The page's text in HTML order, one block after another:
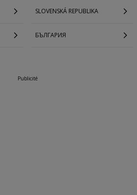
SLOVENSKÁ REPUBLIKA
БЪЛГАРИЯ
Publicité